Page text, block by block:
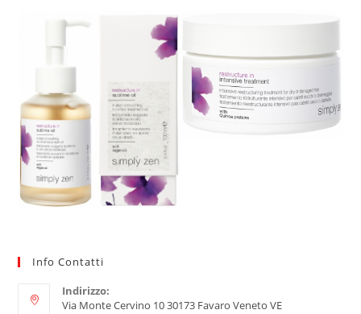
Info Contatti
Indirizzo:
Via Monte Cervino 10 30173 Favaro Veneto VE